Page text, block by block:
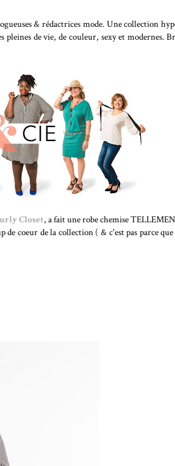
& rédactrices mode. Une collection
pleines de vie, de couleur, sexy et modernes.
Closet, a fait une robe chemise
coeur de la collection ( & c'est pas parce